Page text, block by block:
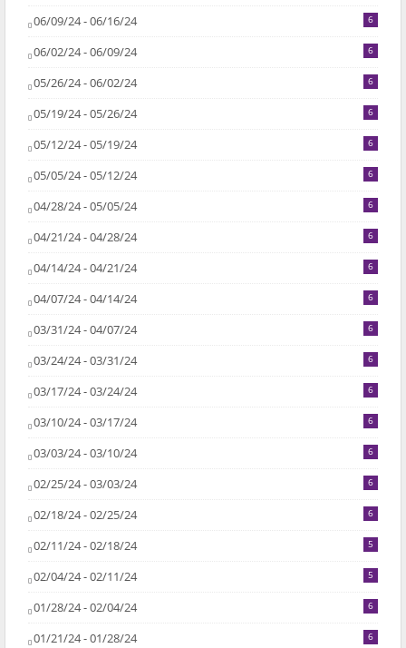
06/09/24 - 06/16/24 6
06/02/24 - 06/09/24 6
05/26/24 - 06/02/24 6
05/19/24 - 05/26/24 6
05/12/24 - 05/19/24 6
05/05/24 - 05/12/24 6
04/28/24 - 05/05/24 6
04/21/24 - 04/28/24 6
04/14/24 - 04/21/24 6
04/07/24 - 04/14/24 6
03/31/24 - 04/07/24 6
03/24/24 - 03/31/24 6
03/17/24 - 03/24/24 6
03/10/24 - 03/17/24 6
03/03/24 - 03/10/24 6
02/25/24 - 03/03/24 6
02/18/24 - 02/25/24 6
02/11/24 - 02/18/24 5
02/04/24 - 02/11/24 5
01/28/24 - 02/04/24 6
01/21/24 - 01/28/24 6